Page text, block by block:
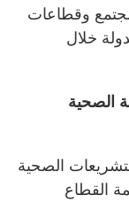
وقطاعات
خلال
الصحية
الصحية
القطاع